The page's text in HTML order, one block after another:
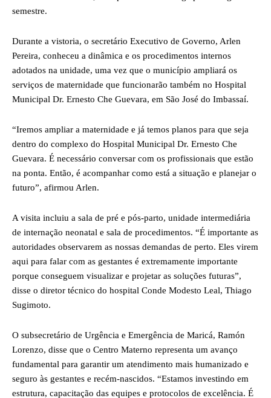
semestre.
Durante a vistoria, o secretário Executivo de Governo, Arlen
Pereira, conheceu a dinâmica e os procedimentos internos
adotados na unidade, uma vez que o município ampliará os
serviços de maternidade que funcionarão também no Hospital
Municipal Dr. Ernesto Che Guevara, em São José do Imbassaí.
“Iremos ampliar a maternidade e já temos planos para que seja
dentro do complexo do Hospital Municipal Dr. Ernesto Che
Guevara. É necessário conversar com os profissionais que estão
na ponta. Então, é acompanhar como está a situação e planejar o
futuro”, afirmou Arlen.
A visita incluiu a sala de pré e pós-parto, unidade intermediária
de internação neonatal e sala de procedimentos. “É importante as
autoridades observarem as nossas demandas de perto. Eles virem
aqui para falar com as gestantes é extremamente importante
porque conseguem visualizar e projetar as soluções futuras”,
disse o diretor técnico do hospital Conde Modesto Leal, Thiago
Sugimoto.
O subsecretário de Urgência e Emergência de Maricá, Ramón
Lorenzo, disse que o Centro Materno representa um avanço
fundamental para garantir um atendimento mais humanizado e
seguro às gestantes e recém-nascidos. “Estamos investindo em
estrutura, capacitação das equipes e protocolos de excelência. É